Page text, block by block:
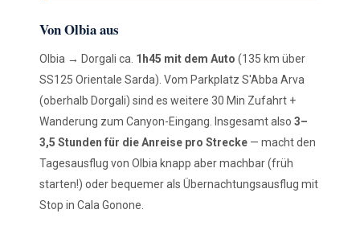
Von Olbia aus
Olbia → Dorgali ca. 1h45 mit dem Auto (135 km über
SS125 Orientale Sarda). Vom Parkplatz S'Abba Arva
(oberhalb Dorgali) sind es weitere 30 Min Zufahrt +
Wanderung zum Canyon-Eingang. Insgesamt also 3–
3,5 Stunden für die Anreise pro Strecke— macht den
Tagesausflug von Olbia knapp aber machbar (früh
starten!) oder bequemer als Übernachtungsausflug mit
Stop in Cala Gonone.